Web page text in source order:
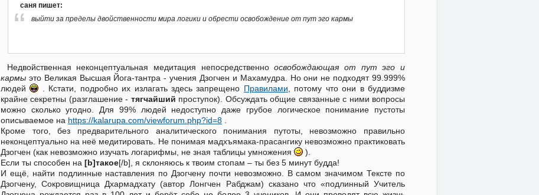
саня пишет:
выйти за пределы двойственности мира логики и обрести освобождение от пут эго кармы
Недвойственная неконцептуальная медитация непосредственноосвобождающая от пут эго и
кармы это Великая Высшая Йога-тантра - учения Дзогчен и Махамудра. Но они не подходят 99.999%
людей
. Кстати, подробно их излагать здесь запрещено Правилами , потому что они в буддизме
крайне секретны (разглашение - тягчайший проступок). Обсуждать общие связанные с ними вопросы
можно сколько угодно. Для 99% людей недоступно даже грубое логическое понимание пустоты
описываемое на https://kalarupa.com/viewforum.php?id=8
Кроме того, без предварительного аналитического понимания путоты, невозможно правильно
неконцептуально на неё медитировать. Не понимая мадхъямака-прасангику невозможно практиковать
Дзогчен (как невозможно изучать логарифмы, не зная таблицы умножения
).
Если ты способен на [b]такое[/b], я склоняюсь к твоим стопам – ты без 5 минут будда!
И ещё, найти подлинные наставления по Дзогчену почти невозможно. В самом значимом Тексте по
Дзогчену, Сокровищница Дхармадхату (автор Лонгчен Рабджам) сказано что «подлинный Учитель